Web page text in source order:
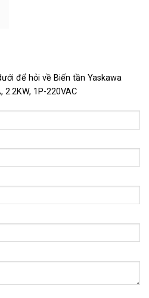
để hỏi về Biến tần Yaskawa
2.2KW, 1P-220VAC